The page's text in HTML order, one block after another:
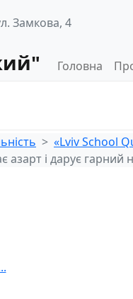
Замкова, 4
Головна
«Lviv School
азарт і дарує гарний